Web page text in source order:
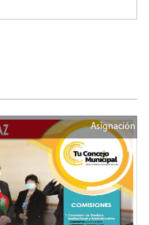
Asignación